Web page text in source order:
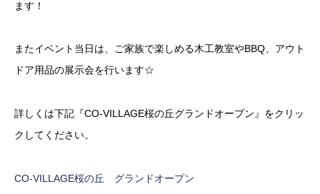
ます！
またイベント当日は、ご家族で楽しめる木工教室やBBQ、アウト
ドア用品の展示会を行います☆
詳しくは下記『CO-VILLAGE桜の丘グランドオープン』をクリッ
クしてください。
CO-VILLAGE桜の丘 グランドオープン